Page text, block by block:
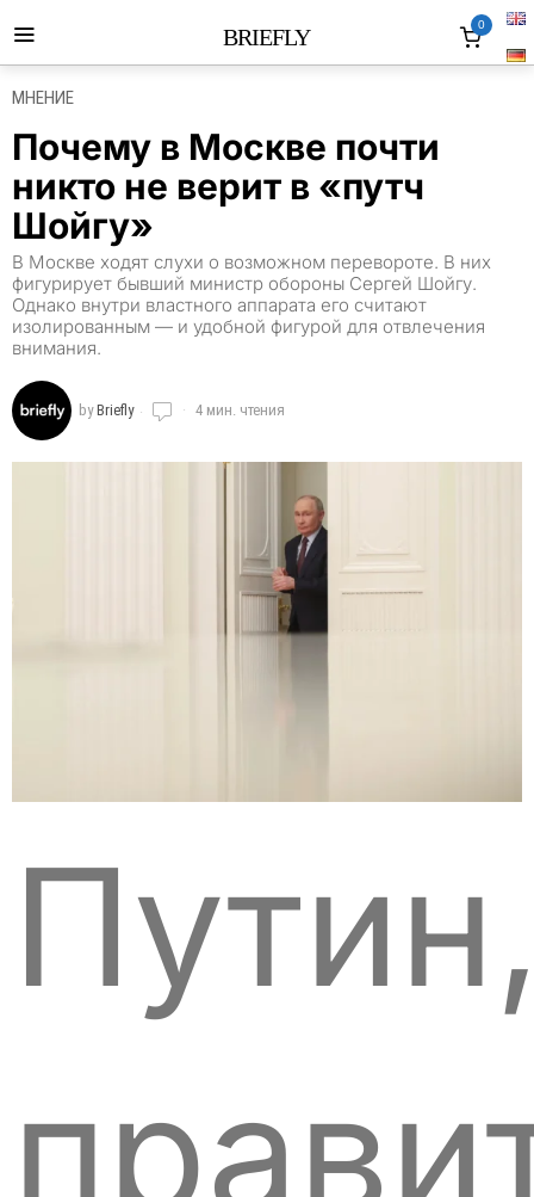
BRIEFLY 0
МНЕНИЕ
Почему в Москве почти
никто не верит в «путч
Шойгу»
В Москве ходят слухи о возможном перевороте. В них
фигурирует бывший министр обороны Сергей Шойгу.
Однако внутри властного аппарата его считают
изолированным — и удобной фигурой для отвлечения
внимания.
byBriefly 4 мин. чтения